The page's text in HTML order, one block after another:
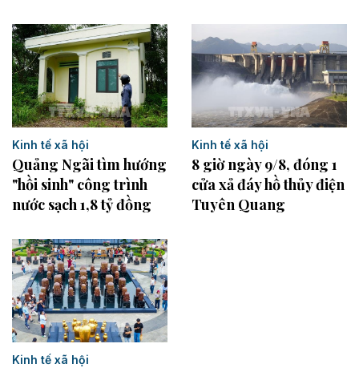
Kinh tế xã hội
Quảng Ngãi tìm hướng
"hồi sinh" công trình
nước sạch 1,8 tỷ đồng
Kinh tế xã hội
8 giờ ngày 9/8, đóng 1
cửa xả đáy hồ thủy điện
Tuyên Quang
Kinh tế xã hội